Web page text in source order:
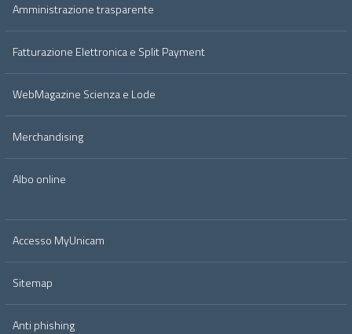
Amministrazione trasparente
Fatturazione Elettronica e Split Payment
WebMagazine Scienza e Lode
Merchandising
Albo online
Accesso MyUnicam
Sitemap
Anti phishing